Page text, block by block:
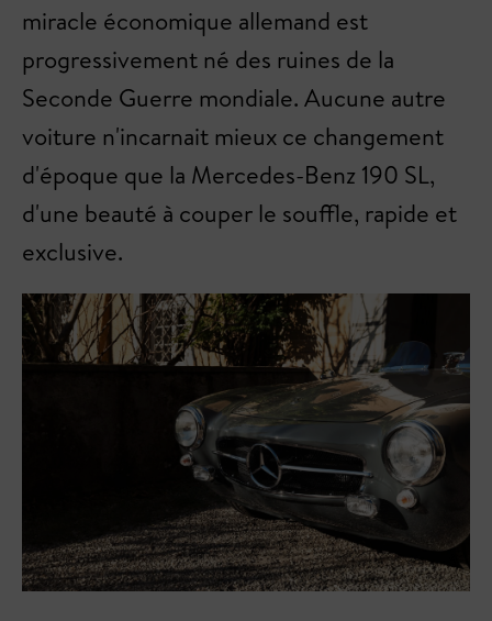
miracle économique allemand est
progressivement né des ruines de la
Seconde Guerre mondiale. Aucune autre
voiture n'incarnait mieux ce changement
d'époque que la Mercedes-Benz 190 SL,
d'une beauté à couper le souffle, rapide et
exclusive.